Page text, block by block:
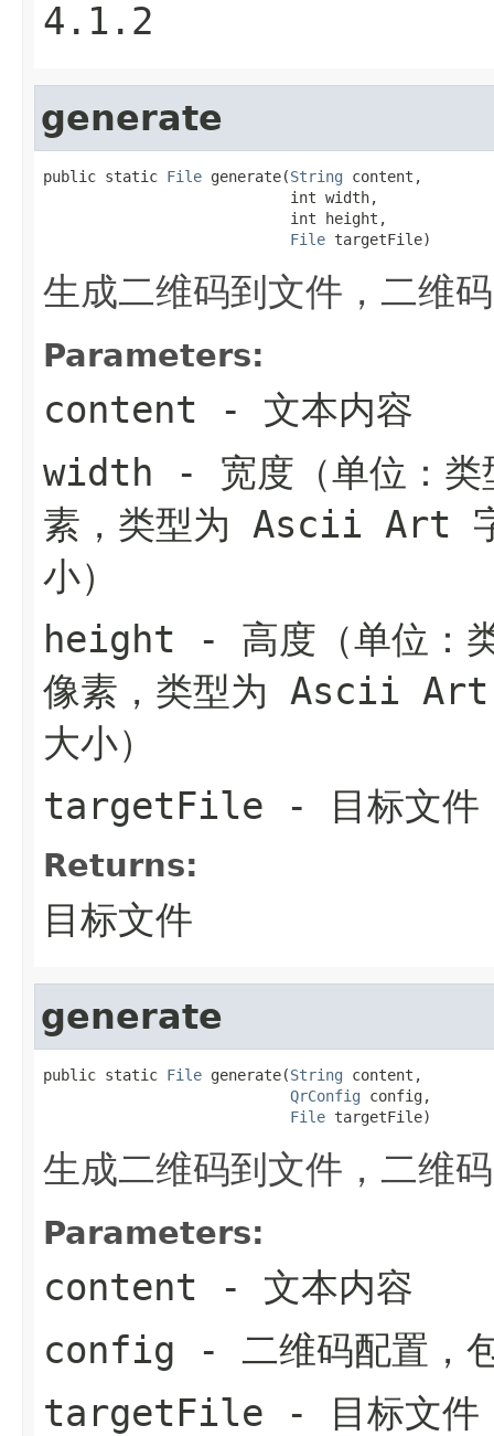
4.1.2
generate
public static File generate(String content,
                            int width,
                            int height,
File targetFile)
生成二维码到文件，二维
Parameters:
content - 文本内容
width - 宽度（单位：类
素，类型为 Ascii Art 字
小）
height - 高度（单位：
像素，类型为 Ascii Art
大小）
targetFile - 目标文件
Returns:
目标文件
generate
public static File generate(String content,
QrConfig config,
File targetFile)
生成二维码到文件，二维
Parameters:
content - 文本内容
config - 二维码配置，
targetFile - 目标文件